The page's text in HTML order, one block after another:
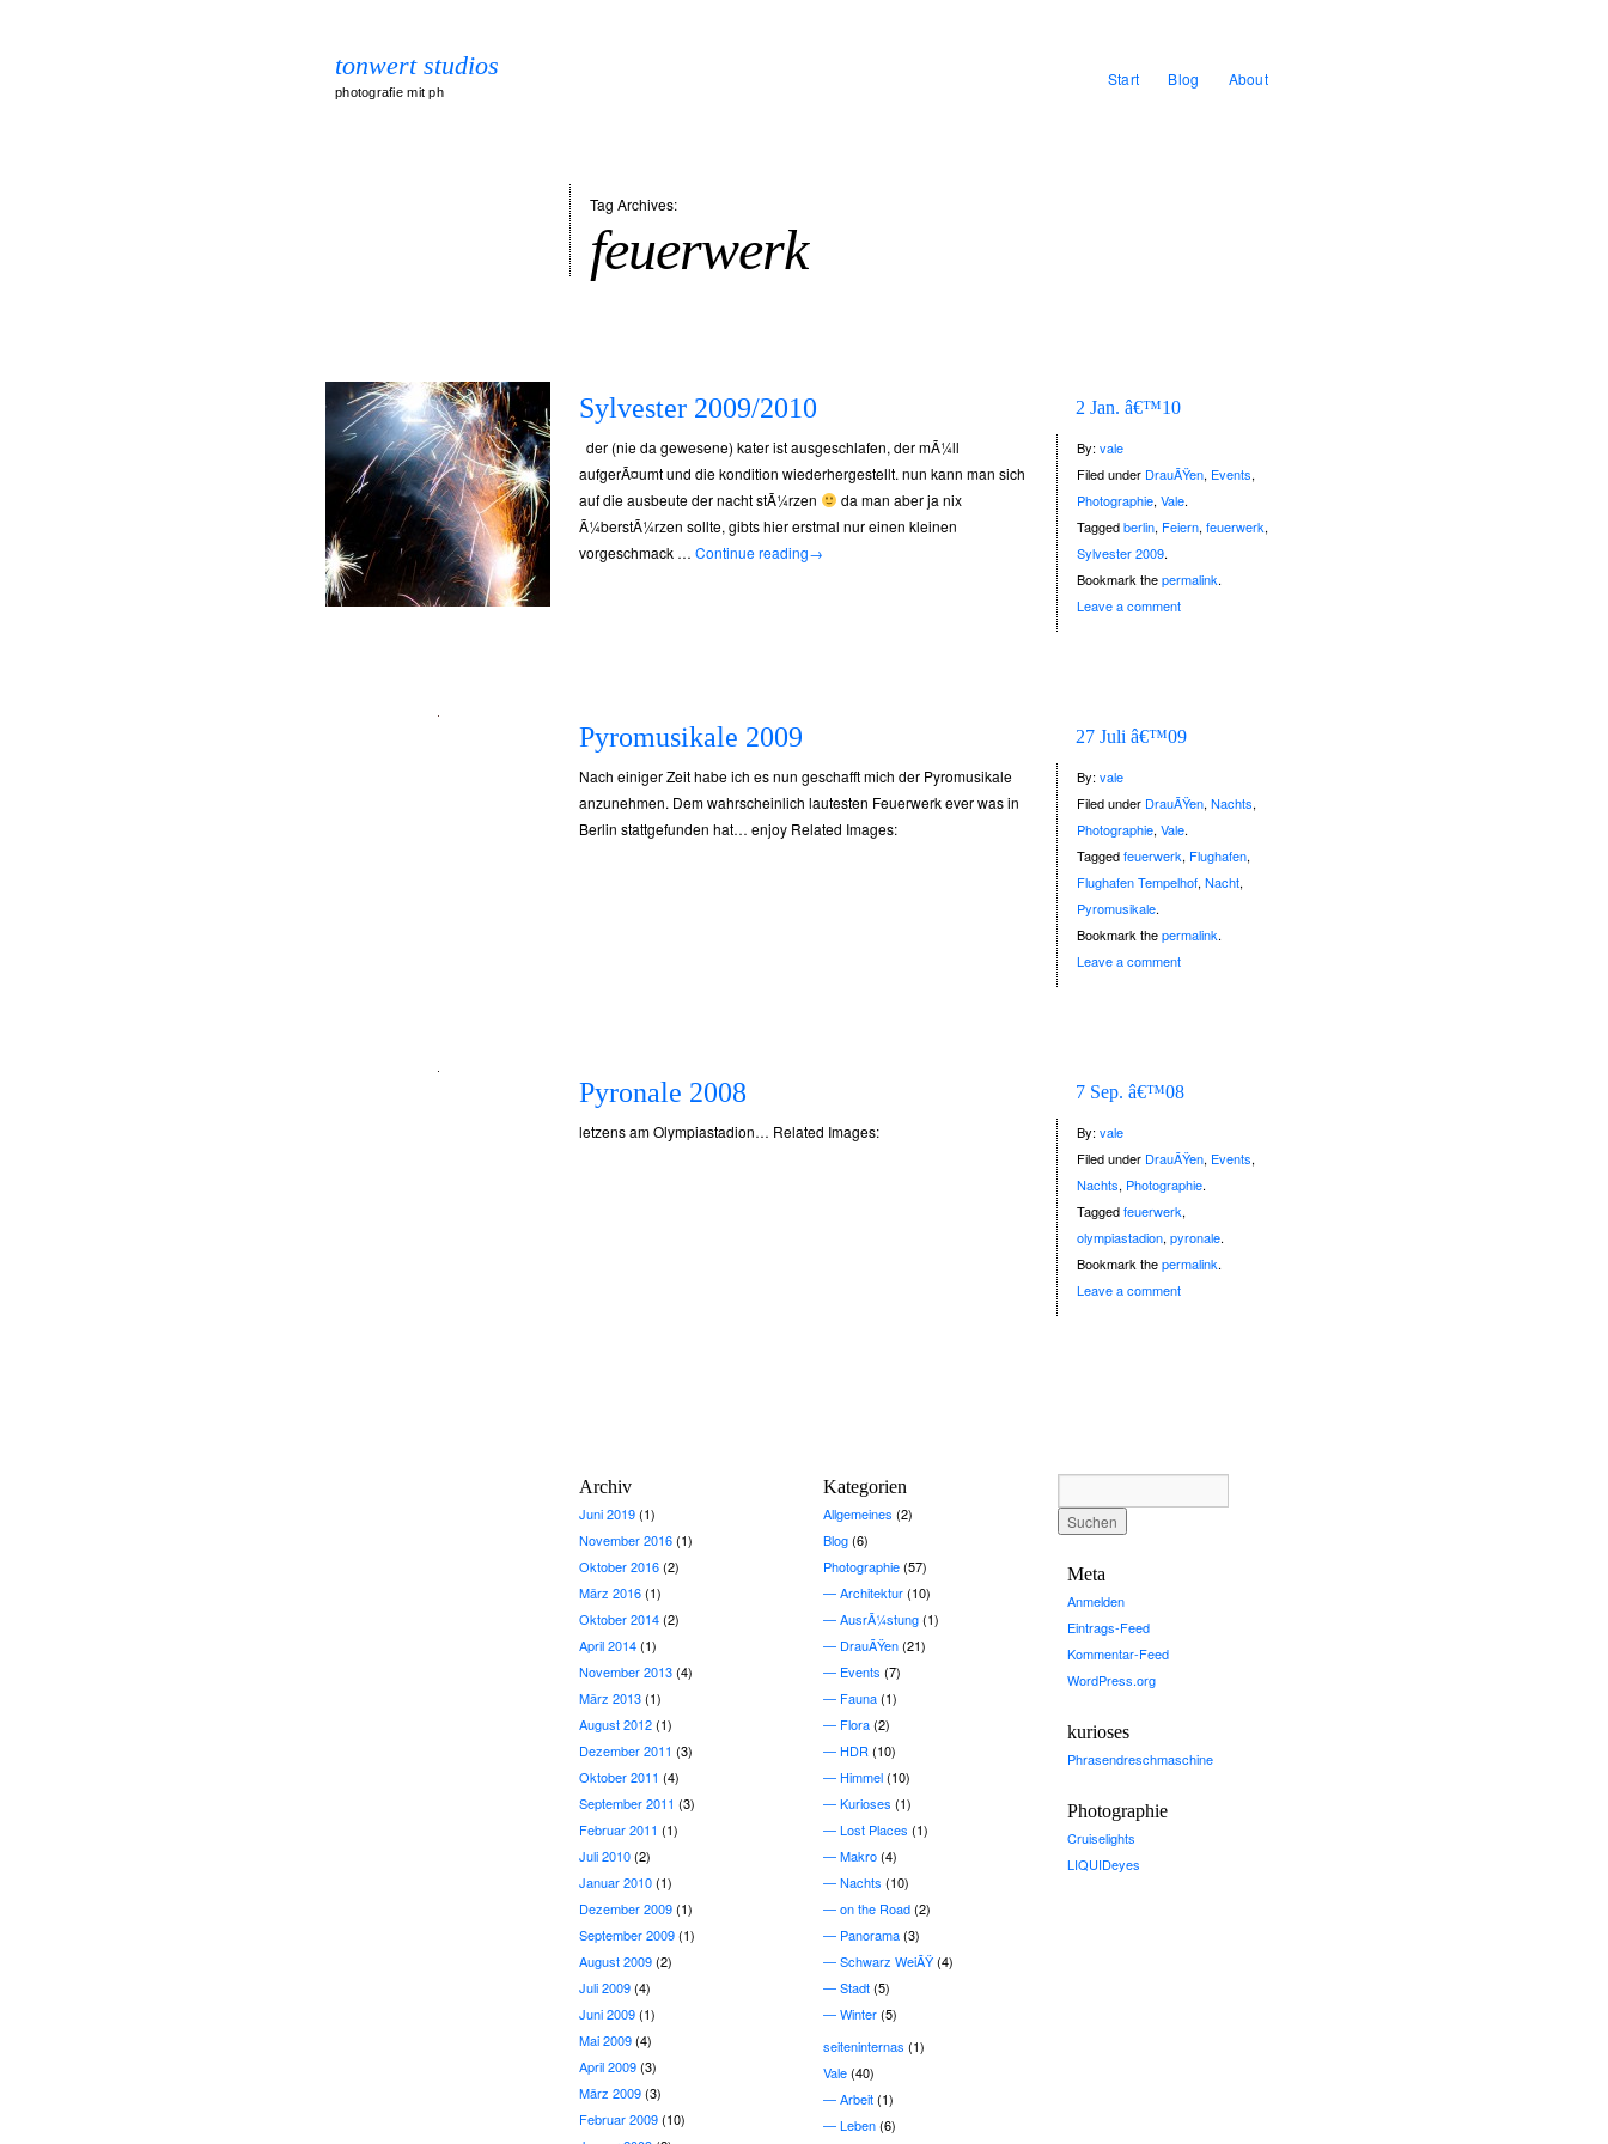
tonwert studios
photografie mit ph
Start Blog About
Tag Archives:
feuerwerk
Sylvester 2009/2010 2 Jan. â€™10
By: vale
Filed under DrauÃŸen, Events,
Photographie, Vale.
Taggedberlin, Feiern, feuerwerk,
Sylvester 2009.
Bookmark thepermalink.
Leave a comment
der (nie da gewesene) kater ist ausgeschlafen, der mÃ¼ll
aufgerÃ¤umt und die kondition wiederhergestellt. nun kann man sich
auf die ausbeute der nacht stÃ¼rzen
da man aber ja nix
Ã¼berstÃ¼rzen sollte, gibts hier erstmal nur einen kleinen
vorgeschmack … Continue reading→
Pyromusikale 2009 27 Juli â€™09
By: vale
Filed under DrauÃŸen, Nachts,
Photographie, Vale.
Taggedfeuerwerk, Flughafen,
Flughafen Tempelhof, Nacht,
Pyromusikale.
Bookmark thepermalink.
Leave a comment
Nach einiger Zeit habe ich es nun geschafft mich der Pyromusikale
anzunehmen. Dem wahrscheinlich lautesten Feuerwerk ever was in
Berlin stattgefunden hat… enjoy Related Images:
Pyronale 2008 7 Sep. â€™08
By: vale
Filed under DrauÃŸen, Events,
Nachts, Photographie.
Taggedfeuerwerk,
olympiastadion, pyronale.
Bookmark thepermalink.
Leave a comment
letzens am Olympiastadion… Related Images:
Archiv
Juni 2019(1)
November 2016(1)
Oktober 2016(2)
März 2016(1)
Oktober 2014(2)
April 2014(1)
November 2013(4)
März 2013(1)
August 2012(1)
Dezember 2011 (3)
Oktober 2011 (4)
September 2011 (3)
Februar 2011 (1)
Juli 2010(2)
Januar 2010(1)
Dezember 2009(1)
September 2009(1)
August 2009(2)
Juli 2009(4)
Juni 2009(1)
Mai 2009(4)
April 2009(3)
März 2009(3)
Februar 2009(10)
Kategorien
Allgemeines (2)
Blog(6)
Photographie(57)
Architektur(10)
AusrÃ¼stung(1)
DrauÃŸen(21)
Events (7)
Fauna(1)
Flora(2)
HDR (10)
Himmel(10)
Kurioses (1)
Lost Places (1)
Makro(4)
Nachts (10)
on the Road(2)
Panorama(3)
Schwarz WeiÃŸ(4)
Stadt(5)
Winter(5)
seiteninternas (1)
Vale(40)
Arbeit(1)
Leben(6)
Meta
Anmelden
Eintrags-Feed
Kommentar-Feed
WordPress.org
kurioses
Phrasendreschmaschine
Photographie
Cruiselights
LIQUIDeyes